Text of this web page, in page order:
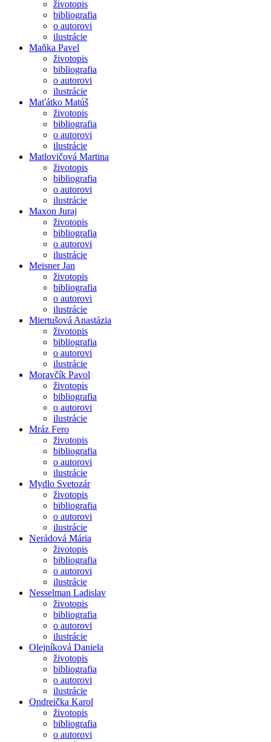
životopis
bibliografia
o autorovi
ilustrácie
Maňka Pavel
životopis
bibliografia
o autorovi
ilustrácie
Maťátko Matúš
životopis
bibliografia
o autorovi
ilustrácie
Matlovičová Martina
životopis
bibliografia
o autorovi
ilustrácie
Maxon Juraj
životopis
bibliografia
o autorovi
ilustrácie
Meisner Jan
životopis
bibliografia
o autorovi
ilustrácie
Miertušová Anastázia
životopis
bibliografia
o autorovi
ilustrácie
Moravčík Pavol
životopis
bibliografia
o autorovi
ilustrácie
Mráz Fero
životopis
bibliografia
o autorovi
ilustrácie
Mydlo Svetozár
životopis
bibliografia
o autorovi
ilustrácie
Nerádová Mária
životopis
bibliografia
o autorovi
ilustrácie
Nesselman Ladislav
životopis
bibliografia
o autorovi
ilustrácie
Olejníková Daniela
životopis
bibliografia
o autorovi
ilustrácie
Ondreička Karol
životopis
bibliografia
o autorovi